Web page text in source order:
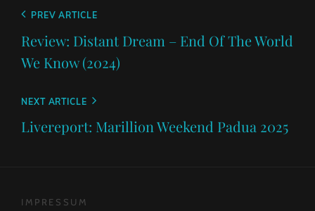
Beitragsnavigation
Previous
PREV ARTICLE
Review: Distant Dream – End Of The World
We Know (2024)
Next
Post
NEXT ARTICLE
Livereport: Marillion Weekend Padua 2025
IMPRESSUM